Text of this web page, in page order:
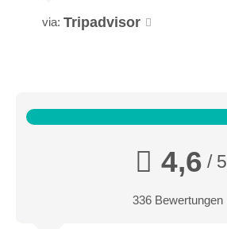
via: Tripadvisor
4,6 / 5
336 Bewertungen